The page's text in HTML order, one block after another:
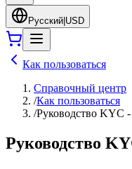
Русский USD
Как пользоваться
Справочный центр
/Как пользоваться
/Руководство KYC
Руководство